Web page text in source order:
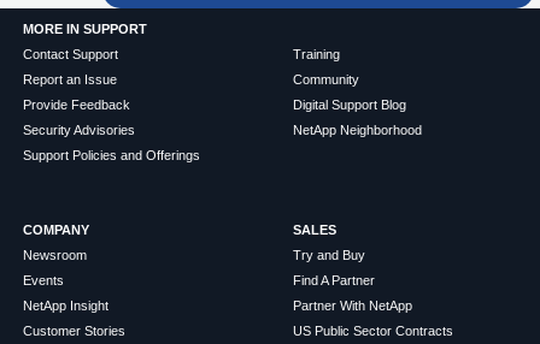
MORE IN SUPPORT
Contact Support
Report an Issue
Provide Feedback
Security Advisories
Support Policies and Offerings
Training
Community
Digital Support Blog
NetApp Neighborhood
COMPANY
Newsroom
Events
NetApp Insight
Customer Stories
SALES
Try and Buy
Find A Partner
Partner With NetApp
US Public Sector Contracts